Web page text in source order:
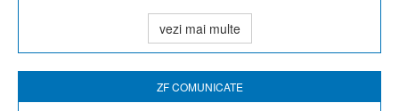
vezi mai multe
ZF COMUNICATE